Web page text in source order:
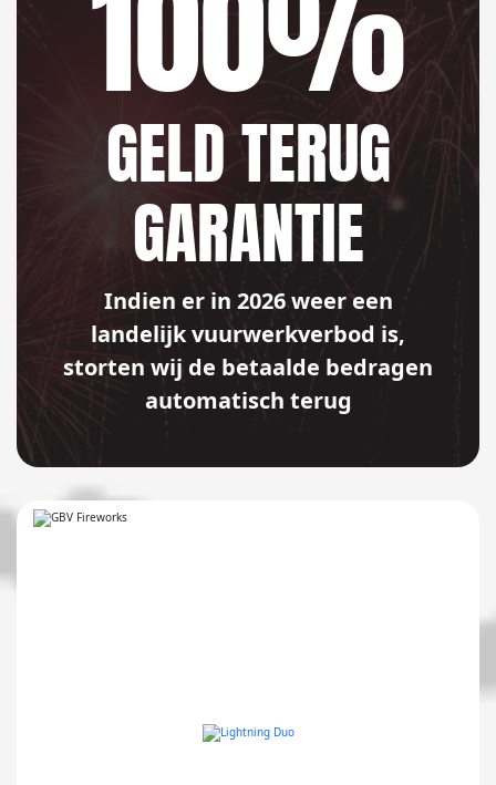
GELD TERUG
GARANTIE
Indien er in 2026 weer een
landelijk vuurwerkverbod is,
storten wij de betaalde bedragen
automatisch terug